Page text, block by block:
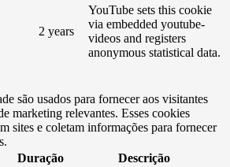
2 years
YouTube sets this cookie
via embedded youtube-
videos and registers
anonymous statistical data.
são usados ​​para fornecer aos visitantes
marketing relevantes. Esses cookies
sites e coletam informações para fornecer
Duração Descrição